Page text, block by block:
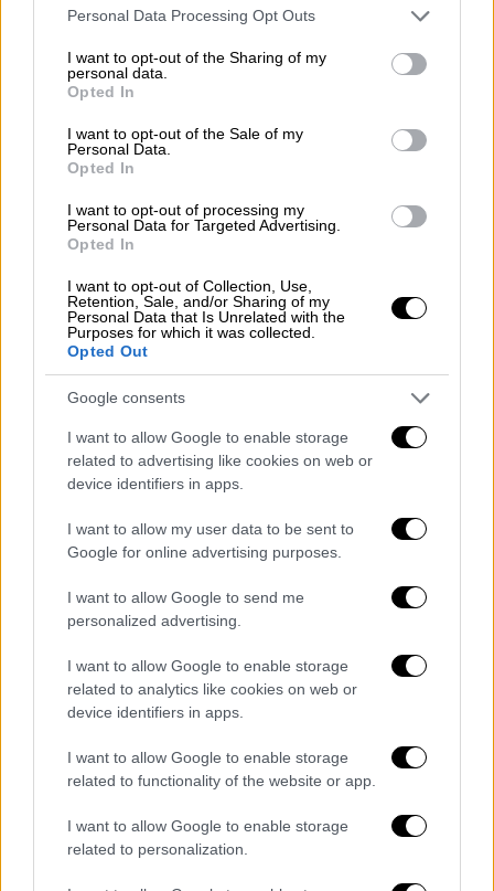
Please note that this website/app uses one or more Google
not limited to your visit or usage behaviour. You may click to
grant or deny consent to Google and its third-party tags to
use your data for below specified purposes in below Google
consent section.
Personal Data Processing Opt Outs
I want to opt-out of the Sharing of my
personal data.
Opted In
I want to opt-out of the Sale of my
Personal Data.
Opted In
I want to opt-out of processing my
Personal Data for Targeted Advertising.
Opted In
I want to opt-out of Collection, Use,
Retention, Sale, and/or Sharing of my
Personal Data that Is Unrelated with the
Purposes for which it was collected.
Opted Out
Google consents
I want to allow Google to enable storage
related to advertising like cookies on web or
device identifiers in apps.
I want to allow my user data to be sent to
Google for online advertising purposes.
I want to allow Google to send me
personalized advertising.
I want to allow Google to enable storage
related to analytics like cookies on web or
device identifiers in apps.
I want to allow Google to enable storage
related to functionality of the website or app.
I want to allow Google to enable storage
related to personalization.
Viral|22.12.2024 13:40
Θεσσαλονίκη: Γέμισε ο Θερμαϊκός... Άι-
Βασίληδες - Άφησαν το έλκηθρο και
ήρθαν με κανό
Οι Αγιοβασίληδες δεν ήρθαν με έλκηθρο
αλλά… με κανό στη Θεσσαλονίκη